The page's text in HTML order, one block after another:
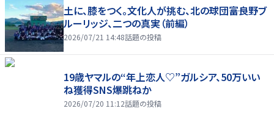
土に、膝をつく。文化人が挑む、北の球団――富良野ブ
ルーリッジ、二つの真実（前編）
2026/07/21 14:48話題の投稿
19歳ヤマルの“年上恋人♡”ガルシア、50万いい
ね獲得SNS爆跳ねか
2026/07/20 11:12話題の投稿